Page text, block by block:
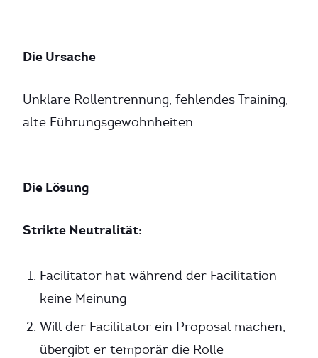
Die Ursache
Unklare Rollentrennung, fehlendes Training,
alte Führungsgewohnheiten.
Die Lösung
Strikte Neutralität:
Facilitator hat während der Facilitation
keine Meinung
Will der Facilitator ein Proposal machen,
übergibt er temporär die Rolle